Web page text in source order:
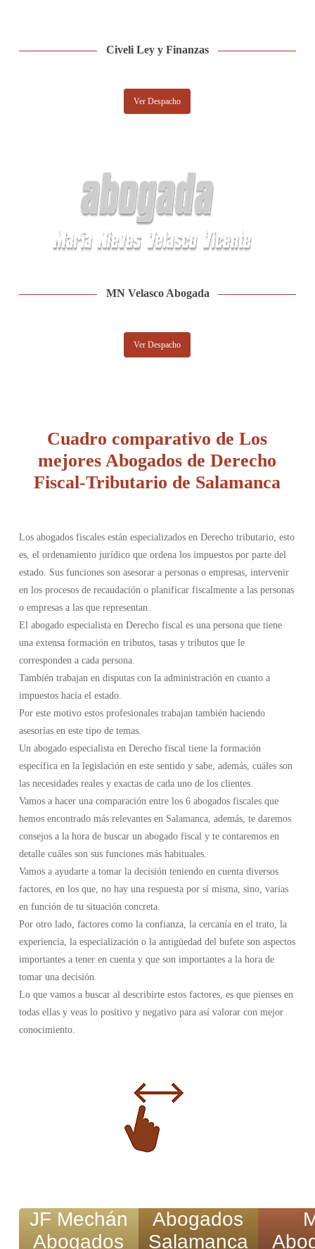
Civeli Ley y Finanzas
Ver Despacho
MN Velasco Abogada
Ver Despacho
Cuadro comparativo de Los
mejores Abogados de Derecho
Fiscal-Tributario de Salamanca
Los abogados fiscales están especializados en Derecho tributario, esto
es, el ordenamiento jurídico que ordena los impuestos por parte del
estado. Sus funciones son asesorar a personas o empresas, intervenir
en los procesos de recaudación o planificar fiscalmente a las personas
o empresas a las que representan.
El abogado especialista en Derecho fiscal es una persona que tiene
una extensa formación en tributos, tasas y tributos que le
corresponden a cada persona.
También trabajan en disputas con la administración en cuanto a
impuestos hacía el estado.
Por este motivo estos profesionales trabajan también haciendo
asesorías en este tipo de temas.
Un abogado especialista en Derecho fiscal tiene la formación
específica en la legislación en este sentido y sabe, además, cuáles son
las necesidades reales y exactas de cada uno de los clientes.
Vamos a hacer una comparación entre los 6 abogados fiscales que
hemos encontrado más relevantes en Salamanca, además, te daremos
consejos a la hora de buscar un abogado fiscal y te contaremos en
detalle cuáles son sus funciones más habituales.
Vamos a ayudarte a tomar la decisión teniendo en cuenta diversos
factores, en los que, no hay una respuesta por sí misma, sino, varias
en función de tu situación concreta.
Por otro lado, factores como la confianza, la cercanía en el trato, la
experiencia, la especialización o la antigüedad del bufete son aspectos
importantes a tener en cuenta y que son importantes a la hora de
tomar una decisión.
Lo que vamos a buscar al describirte estos factores, es que pienses en
todas ellas y veas lo positivo y negativo para así valorar con mejor
conocimiento.
JF Mechán
Abogados
Abogados
Salamanca